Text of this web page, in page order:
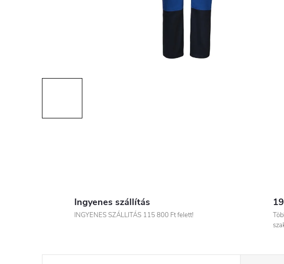
Ingyenes szállítás
INGYENES SZÁLLITÁS 115 800 Ft felett!